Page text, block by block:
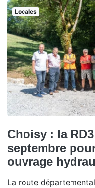
Locales
Choisy : la
septembre
ouvrage
La route